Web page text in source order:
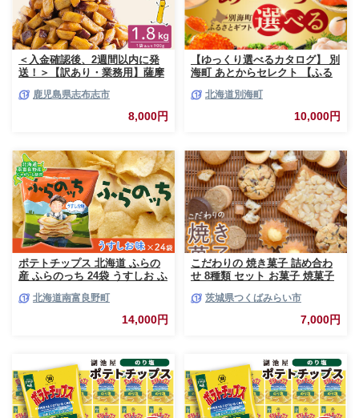
＜入金確認後、2週間以内に発
送！＞【訳あり・業務用】薩摩
1.8kg(900g×2袋) p8-142-2w
鹿児島県志布志市
8,000円
【ゆっくり選べるカタログ】 別
海町 あとからセレクト 【ふる
とから選べる！ ギフト いくら
ほたて 海鮮 牛肉 ケーキ アイス
【BY0000010】（ 後から選べ
カタログギフト あとからカタロ
グ あとからカタログポイント
あとからカタログギフト ふるさ
と納税 ）
北海道別海町
10,000円
ポテトチップス 北海道 ふらの
産 ふらのっち 24袋 うすしお ふ
スナック スナック菓子 ポテト
チップ チップス ポテト 芋 菓子
お菓子 おやつ 箱 農協 ギフト
北海道南富良野町
14,000円
こだわりの 焼き菓子 詰め合わ
せ 8種類 セット お菓子 焼菓子
茨城県つくばみらい市
7,000円